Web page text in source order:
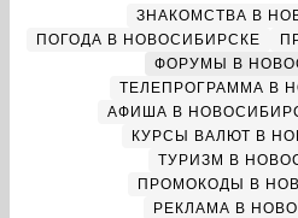
ЗНАКОМСТВА В
ПОГОДА В НОВОСИБИРСКЕ
ФОРУМЫ В
ТЕЛЕПРОГРАММА В
АФИША В
КУРСЫ ВАЛЮТ В
ТУРИЗМ В
ПРОМОКОДЫ В
РЕКЛАМА В